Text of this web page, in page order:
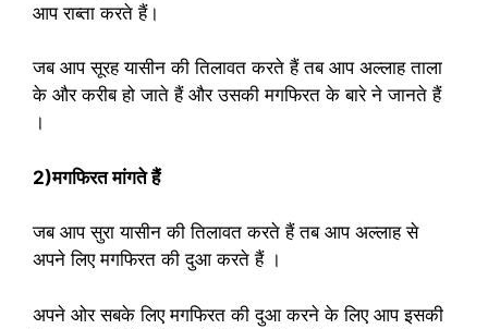
आप राब्ता करते हैं।
जब आप सूरह यासीन की तिलावत करते हैं तब आप अल्लाह ताला
के और करीब हो जाते हैं और उसकी मगफिरत के बारे ने जानते हैं
।
2)मगफिरत मांगते हैं
जब आप सुरा यासीन की तिलावत करते हैं तब आप अल्लाह से
अपने लिए मगफिरत की दुआ करते हैं ।
अपने ओर सबके लिए मगफिरत की दुआ करने के लिए आप इसकी